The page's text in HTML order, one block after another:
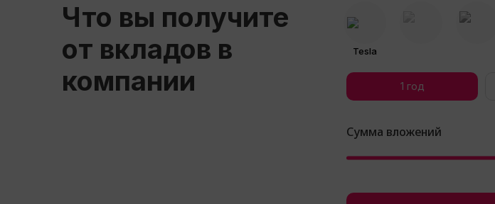
Что вы получите
от вкладов в
компании
Tesla
1 год
Сумма вложений